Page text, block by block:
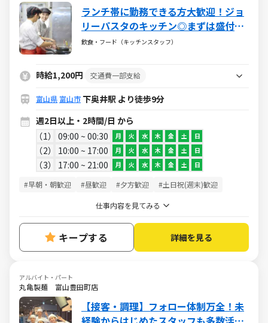
ランチ帯に勤務できる方大歓迎！ジョ
リーパスタのキッチン◎まずは盛付な
ど簡単なことからスタート！週2～1日
飲食・フード（キッチンスタッフ）
時給1,200円 交通費一部支給
富山県 富山市 下奥井駅 より徒歩9分
週2日以上・2時間/日 から
1
09:00 ~ 00:30 月 火 水 木 金 土 日
2 10:00 ~ 17:00 月 火 水 木 金 土 日
3 17:00 ~ 21:00 月 火 水 木 金 土 日
#早朝・朝歓迎 #昼歓迎 #夕方歓迎 #土日祝(週末)歓迎
仕事内容を見てみる
キープする 詳細を見る
アルバイト・パート
丸亀製麺 富山豊田町店
【接客・調理】フォロー体制万全！未